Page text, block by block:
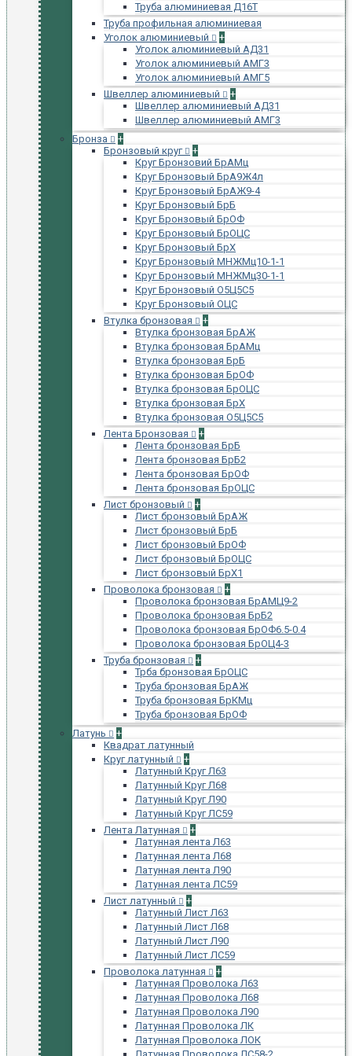
Труба алюминиевая Д16Т
Труба профильная алюминиевая
Уголок алюминиевый
+
Уголок алюминиевый АД31
Уголок алюминиевый АМГ3
Уголок алюминиевый АМГ5
Швеллер алюминиевый
+
Швеллер алюминиевый АД31
Швеллер алюминиевый АМГ3
Бронза
+
Бронзовый круг
+
Круг Бронзовий БрАМц
Круг Бронзовый БрА9Ж4л
Круг Бронзовый БрАЖ9-4
Круг Бронзовый БрБ
Круг Бронзовый БрОФ
Круг Бронзовый БрОЦС
Круг Бронзовый БрХ
Круг Бронзовый МНЖМц10-1-1
Круг Бронзовый МНЖМц30-1-1
Круг Бронзовый О5Ц5С5
Круг Бронзовый ОЦС
Втулка бронзовая
+
Втулка бронзовая БрАЖ
Втулка бронзовая БрАМц
Втулка бронзовая БрБ
Втулка бронзовая БрОФ
Втулка бронзовая БрОЦС
Втулка бронзовая БрХ
Втулка бронзовая О5Ц5С5
Лента Бронзовая
+
Лента бронзовая БрБ
Лента бронзовая БрБ2
Лента бронзовая БрОФ
Лента бронзовая БрОЦС
Лист бронзовый
+
Лист бронзовый БрАЖ
Лист бронзовый БрБ
Лист бронзовый БрОФ
Лист бронзовый БрОЦС
Лист бронзовый БрХ1
Проволока бронзовая
+
Проволока бронзовая БрАМЦ9-2
Проволока бронзовая БрБ2
Проволока бронзовая БрОФ6.5-0.4
Проволока бронзовая БрОЦ4-3
Труба бронзовая
+
Трба бронзовая БрОЦС
Труба бронзовая БрАЖ
Труба бронзовая БрКМц
Труба бронзовая БрОФ
Латунь
+
Квадрат латунный
Круг латунный
+
Латунный Круг Л63
Латунный Круг Л68
Латунный Круг Л90
Латунный Круг ЛС59
Лента Латунная
+
Латунная лента Л63
Латунная лента Л68
Латунная лента Л90
Латунная лента ЛС59
Лист латунный
+
Латунный Лист Л63
Латунный Лист Л68
Латунный Лист Л90
Латунный Лист ЛС59
Проволока латунная
+
Латунная Проволока Л63
Латунная Проволока Л68
Латунная Проволока Л90
Латунная Проволока ЛК
Латунная Проволока ЛОК